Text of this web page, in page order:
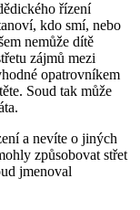
řízení
kdo smí, nebo
nemůže dítě
zájmů mezi
opatrovníkem
Soud tak může
a nevíte o jiných
způsobovat střet
jmenoval